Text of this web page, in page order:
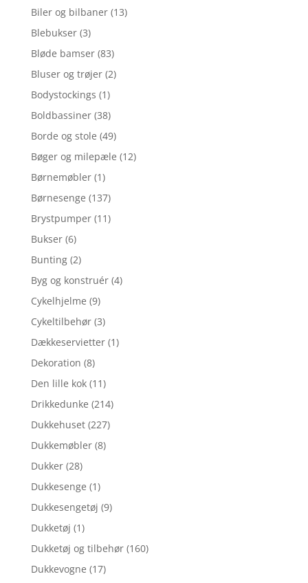
Biler og bilbaner (13)
Blebukser (3)
Bløde bamser (83)
Bluser og trøjer (2)
Bodystockings (1)
Boldbassiner (38)
Borde og stole (49)
Bøger og milepæle (12)
Børnemøbler (1)
Børnesenge (137)
Brystpumper (11)
Bukser (6)
Bunting (2)
Byg og konstruér (4)
Cykelhjelme (9)
Cykeltilbehør (3)
Dækkeservietter (1)
Dekoration (8)
Den lille kok (11)
Drikkedunke (214)
Dukkehuset (227)
Dukkemøbler (8)
Dukker (28)
Dukkesenge (1)
Dukkesengetøj (9)
Dukketøj (1)
Dukketøj og tilbehør (160)
Dukkevogne (17)